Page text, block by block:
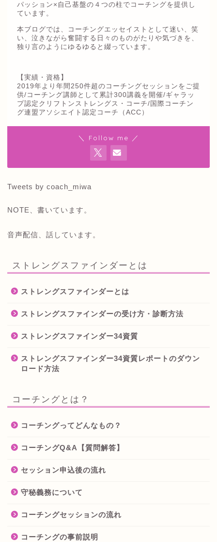
パッション×自己基盤の４つの柱でコーチングを提供し
ています。
本ブログでは、コーチングエッセイストとして迷い、笑
い、泣きながら奮闘する日々のものがたりや気づきを、
独り言のようにゆるゆると綴っています。
【実績・資格】
2019年より年間250件超のコーチングセッションをご提
供/コーチング講師として累計300講義を開催/ギャラッ
プ認定クリフトンストレングス・コーチ/国際コーチン
グ連盟アソシエイト認定コーチ（ACC）
＼ Follow me ／
Tweets by coach_miwa
NOTE、書いています。
音声配信、話しています。
ストレングスファインダーとは
ストレングスファインダーとは
ストレングスファインダーの受け方・診断方法
ストレングスファインダー34資質
ストレングスファインダー34資質レポートのダウン
ロード方法
コーチングとは？
コーチングってどんなもの？
コーチングQ&A【質問解答】
セッション申込後の流れ
守秘義務について
コーチングセッションの流れ
コーチングの事前説明